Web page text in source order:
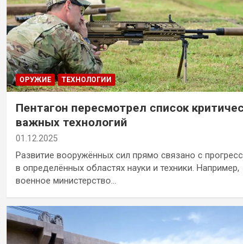
ОРУЖИЕ ТЕХНОЛОГИИ
Пентагон пересмотрел список
важных технологий
01.12.2025
Развитие вооружённых сил прямо связано с
в определённых областях науки и техники. Например,
военное министерство…